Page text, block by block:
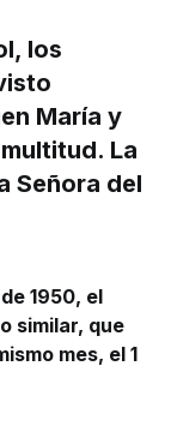
los
María y
La
Señora del
1950, el
similar, que
mes, el 1